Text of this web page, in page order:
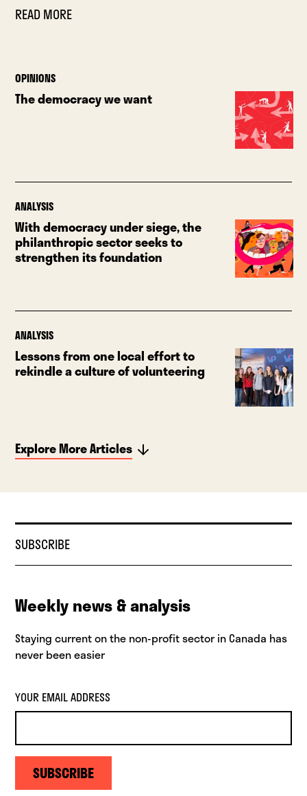
READ MORE
OPINIONS
The democracy we want
ANALYSIS
With democracy under siege, the
philanthropic sector seeks to
strengthen its foundation
ANALYSIS
Lessons from one local effort to
rekindle a culture of volunteering
Explore More Articles
SUBSCRIBE
Weekly news & analysis
Staying current on the non-profit sector in Canada has
never been easier
YOUR EMAIL ADDRESS
SUBSCRIBE